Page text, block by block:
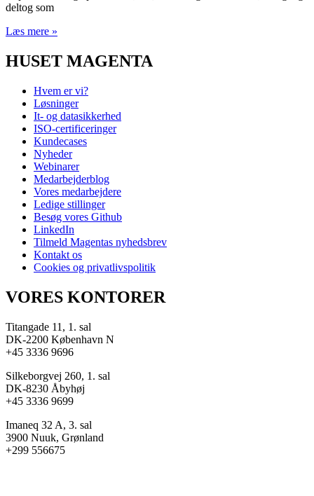
deltog som
Læs mere »
HUSET MAGENTA
Hvem er vi?
Løsninger
It- og datasikkerhed
ISO-certificeringer
Kundecases
Nyheder
Webinarer
Medarbejderblog
Vores medarbejdere
Ledige stillinger
Besøg vores Github
LinkedIn
Tilmeld Magentas nyhedsbrev
Kontakt os
Cookies og privatlivspolitik
VORES KONTORER
Titangade 11, 1. sal
DK-2200 København N
+45 3336 9696
Silkeborgvej 260, 1. sal
DK-8230 Åbyhøj
+45 3336 9699
Imaneq 32 A, 3. sal
3900 Nuuk, Grønland
+299 556675